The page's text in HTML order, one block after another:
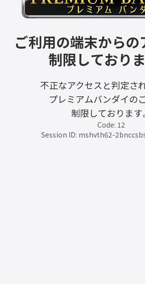
ご利用の端末からの
制限しておりま
不正なアクセスと判定さ
プレミアムバンダイの
制限しております
Code: 12
Session ID: mshvth62-